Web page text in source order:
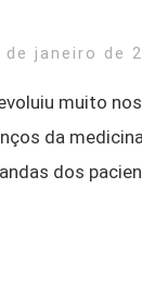
de janeiro de
muito
da
dos